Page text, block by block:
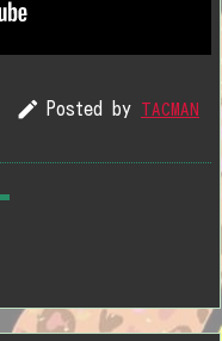
 Posted by TACMAN